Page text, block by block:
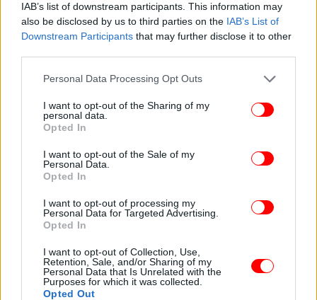
IAB’s list of downstream participants. This information may
also be disclosed by us to third parties on the IAB’s List of
Downstream Participants that may further disclose it to other
Please note that this website/app uses one or more Google
not limited to your visit or usage behaviour. You may click to
grant or deny consent to Google and its third-party tags to
use your data for below specified purposes in below Google
consent section.
Personal Data Processing Opt Outs
I want to opt-out of the Sharing of my
personal data.
Opted In
I want to opt-out of the Sale of my
Personal Data.
Opted In
I want to opt-out of processing my
Personal Data for Targeted Advertising.
Opted In
I want to opt-out of Collection, Use,
Retention, Sale, and/or Sharing of my
Personal Data that Is Unrelated with the
Purposes for which it was collected.
Opted Out
ΠΕΡΙΣΣΟΤΕΡΑ ΒΙΝΤΕΟ
Ακολουθήστε το
Δείτε όλες τις τελευταίεςΕιδήσειςαπό την Ελλάδα και τον Κόσμο,